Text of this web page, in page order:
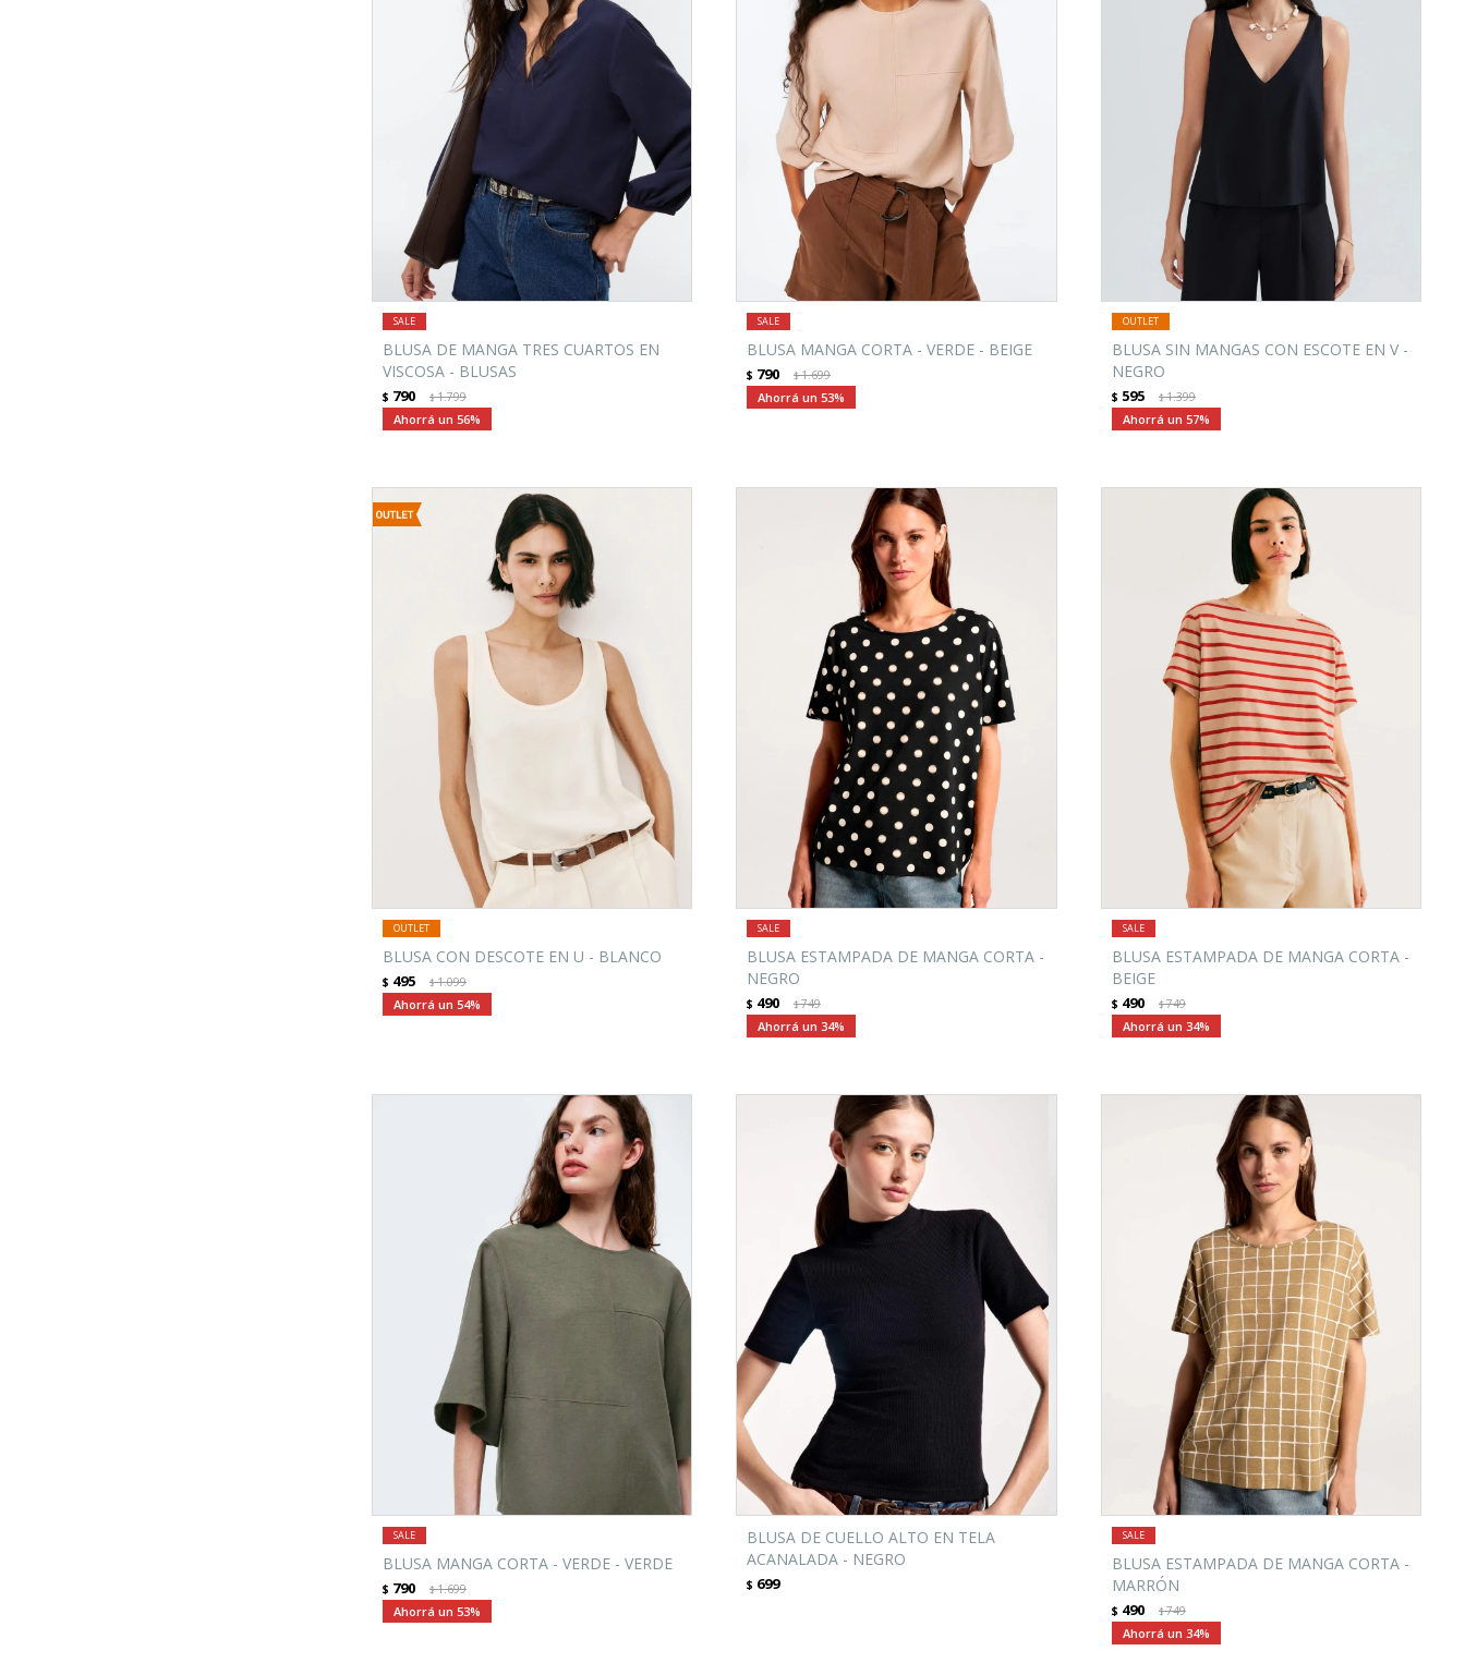
BLUSA DE MANGA TRES CUARTOS EN
VISCOSA - BLUSAS
$ 790 $1.799
56
BLUSA MANGA CORTA - VERDE - BEIGE
$ 790 $1.699
53
BLUSA SIN MANGAS CON ESCOTE EN V -
NEGRO
$ 595 $1.399
57
BLUSA CON DESCOTE EN U - BLANCO
$ 495 $1.099
54
BLUSA ESTAMPADA DE MANGA CORTA -
NEGRO
$ 490 $749
34
BLUSA ESTAMPADA DE MANGA CORTA -
BEIGE
$ 490 $749
34
BLUSA MANGA CORTA - VERDE - VERDE
$ 790 $1.699
53
BLUSA DE CUELLO ALTO EN TELA
ACANALADA - NEGRO
$ 699
BLUSA ESTAMPADA DE MANGA CORTA -
MARRÓN
$ 490 $749
34